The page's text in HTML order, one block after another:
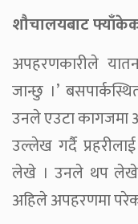
शौचालयबाट
अपहरणकारीले
जान्छु ।’
उनले एउटा कागजमा
उल्लेख गर्दै
लेखे । उनले थप लेखे,
अहिले अपहरणमा